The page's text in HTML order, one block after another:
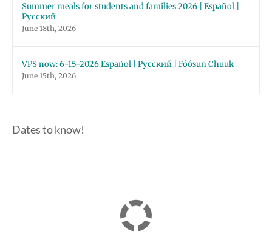
Summer meals for students and families 2026 | Español |
Русский
June 18th, 2026
VPS now: 6-15-2026 Español | Русский | Fóósun Chuuk
June 15th, 2026
Dates to know!